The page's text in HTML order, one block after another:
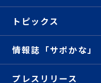
トピックス
情報誌「サポかな」
プレスリリース